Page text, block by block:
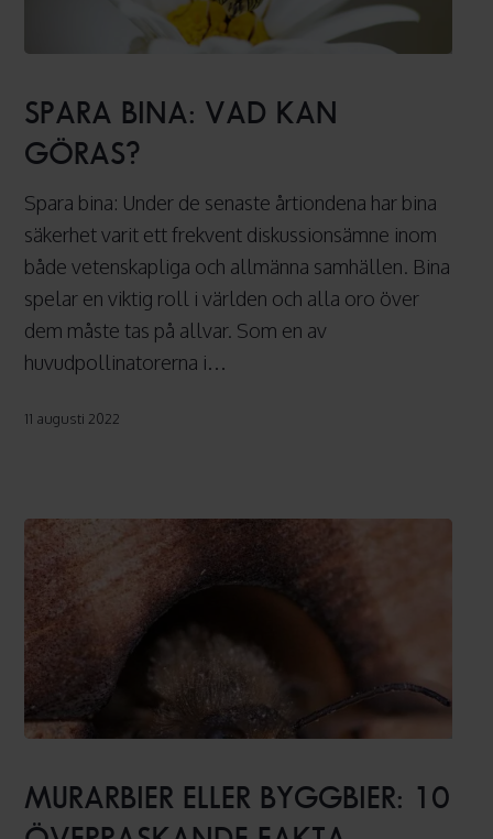
bina:
vad
kan
göras?
SPARA BINA: VAD KAN
GÖRAS?
Spara bina: Under de senaste årtiondena har bina
säkerhet varit ett frekvent diskussionsämne inom
både vetenskapliga och allmänna samhällen. Bina
spelar en viktig roll i världen och alla oro över
dem måste tas på allvar. Som en av
huvudpollinatorerna i…
11 augusti 2022
eller
byggbier:
MURARBIER ELLER BYGGBIER: 10